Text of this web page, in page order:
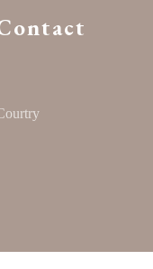
((opent in een nieuw
in een nieuw